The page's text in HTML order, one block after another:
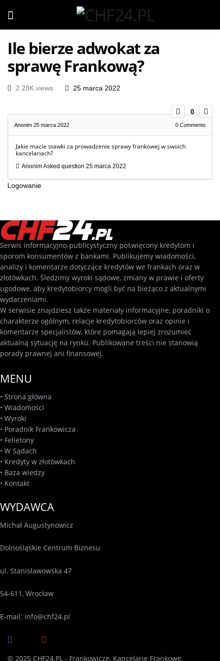
Ile bierze adwokat za
sprawę Frankową?
2.28K views 25 marca 2022
0
Anonim 25 marca 2022 0 Comments
Jakie macie stawki za prowadzenie sprawy frankowej w swoich
kancelariach?
AnonimAsked question 25 marca 2022
Logowanie
Serwis informacyjno-publicystyczny poświęcony kredytom i
sporom konsumentów z bankami. Publikujemy wiadomości,
analizy i komentarze dotyczące kredytów we frankach oraz w
złotówkach. Śledzimy wyroki sądowe, zmiany w prawie i oferty
ugodowe, aby kredytobiorcy mogli być na bieżąco z aktualnymi
wydarzeniami.
W serwisie znajdziesz także materiały informacyjne, poradniki o
charakterze ogólnym, relacje kredytobiorców oraz opinie i
komentarze specjalistów, które pomagają lepiej zrozumieć
aktualną sytuację na rynku. Publikowane treści nie stanowią
porady prawnej ani finansowej.
MENU
• Strona główna
• Wiadomości
• Wyroki
• Poradnik Frankowicza
• Felietony
• W Sądach
• Kredyty w złotówkach
• Baza wiedzy
• Kontakt
WYDAWCA
Michał Augustynowicz
Dolnośląskie Centrum Biznesu
ul. Stanisławowska 47
54-611, Wrocław
E-mail: info@chf24.pl
© 2025 CHF24.PL - Frankowicze, Kancelarie Frankowe,